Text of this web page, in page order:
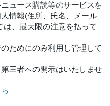
ュース購読等のサービスを
情報(住所、氏名、メール
は、最大限の注意を払って
ためにのみ利用し管理して
三者への開示はいたしませ